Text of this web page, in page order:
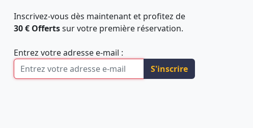
Inscrivez-vous dès maintenant et profitez de
30 € Offertssur votre première réservation.
Entrez votre adresse e-mail :
S'inscrire